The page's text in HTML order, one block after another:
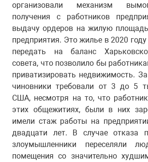
организовали механизм
получения с работников
выдачу ордеров на жилую
предприятия. Это жилье в 2020
передать на баланс
совета, что позволило бы
приватизировать недвижимость.
чиновники требовали от 3 до 5
США, несмотря на то, что
этих общежитиях, были в них
имели стаж работы на
двадцати лет. В случае отказа
злоумышленники переселяли
помещения со значительно